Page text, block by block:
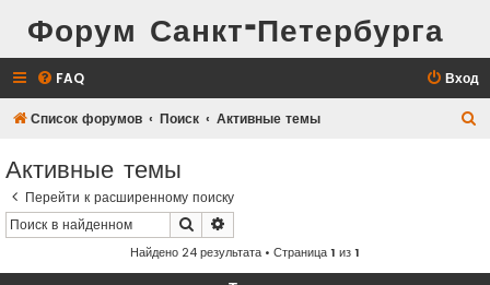
Форум Санкт-Петербурга
FAQ Вход
Список форумов Поиск Активные темы
Активные темы
Перейти к расширенному поиску
Поиск
Найдено 24 результата • Страница1 из1